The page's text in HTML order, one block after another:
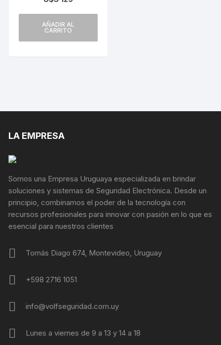
AÑADIR AL
CARRITO
LA EMPRESA
Somos una Empresa Uruguaya especializada en brindar
soluciones y sistemas de Seguridad Electrónica. Desde un
principio, combinamos el poder de la tecnología con
recursos profesionales para innovar con pasión en lo que es
esencial para nuestros clientes
Tomás Diago 674, Montevideo, Uruguay
+598 2716 1051
info@volfseguridad.com.uy
Lunes a viernes de 9 a 13 y 14 a 18